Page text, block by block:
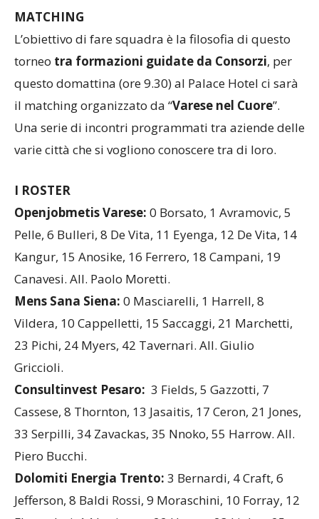
MATCHING
L’obiettivo di fare squadra è la filosofia di questo
torneo tra formazioni guidate da Consorzi, per
questo domattina (ore 9.30) al Palace Hotel ci sarà
il matching organizzato da “Varese nel Cuore”.
Una serie di incontri programmati tra aziende delle
varie città che si vogliono conoscere tra di loro.
I ROSTER
Openjobmetis Varese: 0 Borsato, 1 Avramovic, 5
Pelle, 6 Bulleri, 8 De Vita, 11 Eyenga, 12 De Vita, 14
Kangur, 15 Anosike, 16 Ferrero, 18 Campani, 19
Canavesi. All. Paolo Moretti.
Mens Sana Siena: 0 Masciarelli, 1 Harrell, 8
Vildera, 10 Cappelletti, 15 Saccaggi, 21 Marchetti,
23 Pichi, 24 Myers, 42 Tavernari. All. Giulio
Griccioli.
Consultinvest Pesaro: 3 Fields, 5 Gazzotti, 7
Cassese, 8 Thornton, 13 Jasaitis, 17 Ceron, 21 Jones,
33 Serpilli, 34 Zavackas, 35 Nnoko, 55 Harrow. All.
Piero Bucchi.
Dolomiti Energia Trento: 3 Bernardi, 4 Craft, 6
Jefferson, 8 Baldi Rossi, 9 Moraschini, 10 Forray, 12